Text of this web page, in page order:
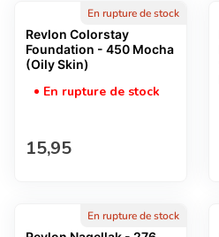
En rupture de stock
Revlon Colorstay
Foundation - 450 Mocha
(Oily Skin)
En rupture de stock
Prix normal
15,95
En rupture de stock